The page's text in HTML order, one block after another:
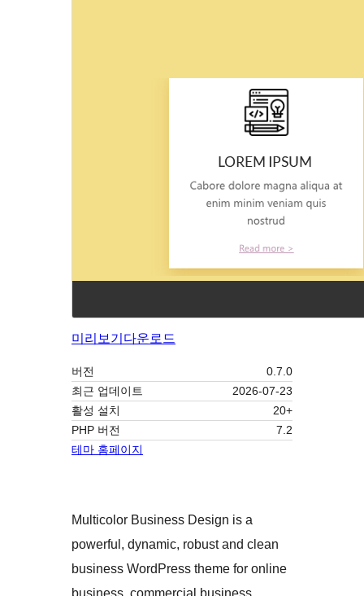
미리보기 다운로드
버전
0.7.0
최근 업데이트
2026-07-23
활성 설치
20+
PHP 버전
7.2
테마 홈페이지
Multicolor Business Design is a
powerful, dynamic, robust and clean
business WordPress theme for online